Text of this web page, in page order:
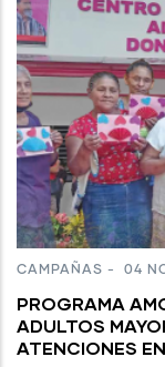
CAMPAÑAS - 04
PROGRAMA
ADULTOS
ATENCIONES